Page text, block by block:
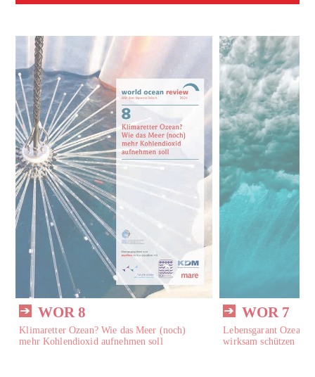
WOR 8
Klimaretter Ozean? Wie das Meer (noch)
mehr Kohlendioxid aufnehmen soll
WOR 7
Lebensgarant Ozean
wirksam schützen